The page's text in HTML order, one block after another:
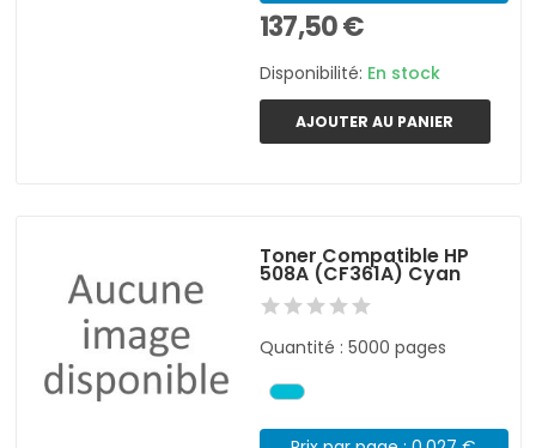
137,50 €
Disponibilité: En stock
AJOUTER AU PANIER
Toner Compatible HP
508A (CF361A) Cyan
Quantité : 5000 pages